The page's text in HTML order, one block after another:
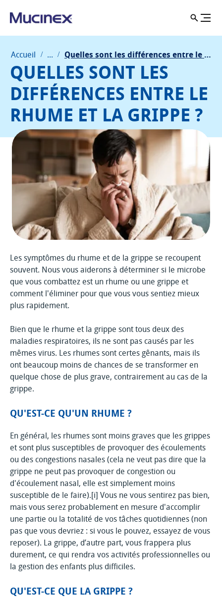
Accueil ... Quelles sont les différences entre le rhume et la grippe ?
QUELLES SONT LES
DIFFÉRENCES ENTRE LE
RHUME ET LA GRIPPE ?
Les symptômes du rhume et de la grippe se recoupent
souvent. Nous vous aiderons à déterminer si le microbe
que vous combattez est un rhume ou une grippe et
comment l'éliminer pour que vous vous sentiez mieux
plus rapidement.
Bien que le rhume et la grippe sont tous deux des
maladies respiratoires, ils ne sont pas causés par les
mêmes virus. Les rhumes sont certes gênants, mais ils
ont beaucoup moins de chances de se transformer en
quelque chose de plus grave, contrairement au cas de la
grippe.
QU'EST-CE QU'UN RHUME ?
En général, les rhumes sont moins graves que les grippes
et sont plus susceptibles de provoquer des écoulements
ou des congestions nasales (cela ne veut pas dire que la
grippe ne peut pas provoquer de congestion ou
d'écoulement nasal, elle est simplement moins
susceptible de le faire).[i] Vous ne vous sentirez pas bien,
mais vous serez probablement en mesure d'accomplir
une partie ou la totalité de vos tâches quotidiennes (non
pas que vous devriez : si vous le pouvez, essayez de vous
reposer). La grippe, d’autre part, vous frappera plus
durement, ce qui rendra vos activités professionnelles ou
la gestion des enfants plus difficiles.
QU'EST-CE QUE LA GRIPPE ?